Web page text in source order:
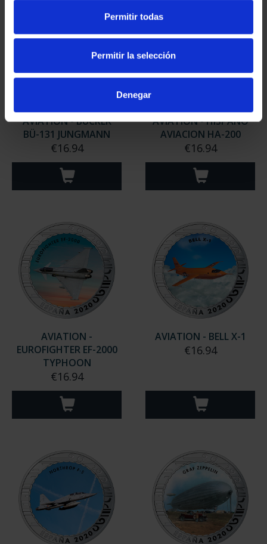
Permitir todas
Permitir la selección
Denegar
AVIATION - BÜCKER
BÜ-131 JUNGMANN
€16.94
AVIATION - HISPANO
AVIACION HA-200
€16.94
AVIATION -
EUROFIGHTER EF-2000
TYPHOON
€16.94
AVIATION - BELL X-1
€16.94